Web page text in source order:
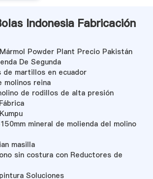
Indonesia Fabricación
Powder Plant Precio Pakistán
De Segunda
de martillos en ecuador
molinos reina
de rodillos de alta presión
mineral de molienda del molino
masilla
sin costura con Reductores de
Soluciones